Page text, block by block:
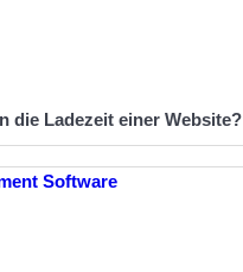
die Ladezeit einer Website?